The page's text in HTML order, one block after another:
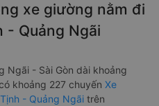
xe giường nằm đi
- Quảng Ngãi
Ngãi - Sài Gòn dài khoảng
khoảng 227 chuyến Xe
- Quảng Ngãi trên